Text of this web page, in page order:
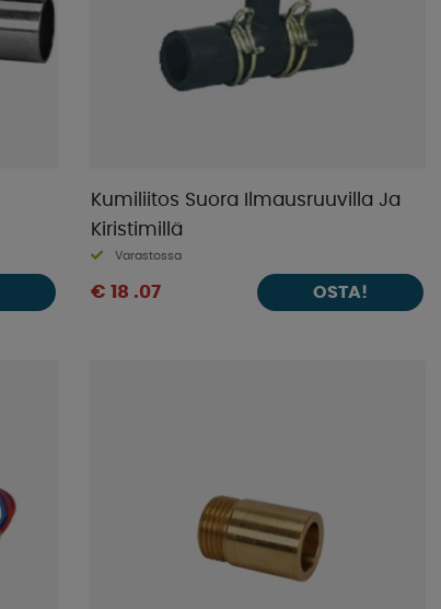
Kumiliitos Suora Ilmausruuvilla Ja
Kiristimillä
Varastossa
€ 18 .07 OSTA!